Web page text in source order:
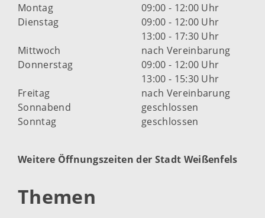
Montag
09:00 - 12:00 Uhr
Dienstag
09:00 - 12:00 Uhr
13:00 - 17:30 Uhr
Mittwoch
nach Vereinbarung
Donnerstag
09:00 - 12:00 Uhr
13:00 - 15:30 Uhr
Freitag
nach Vereinbarung
Sonnabend
geschlossen
Sonntag
geschlossen
Weitere Öffnungszeiten der Stadt Weißenfels
Themen